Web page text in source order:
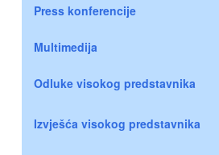
Press konferencije
Multimedija
Odluke visokog predstavnika
Izvješća visokog predstavnika